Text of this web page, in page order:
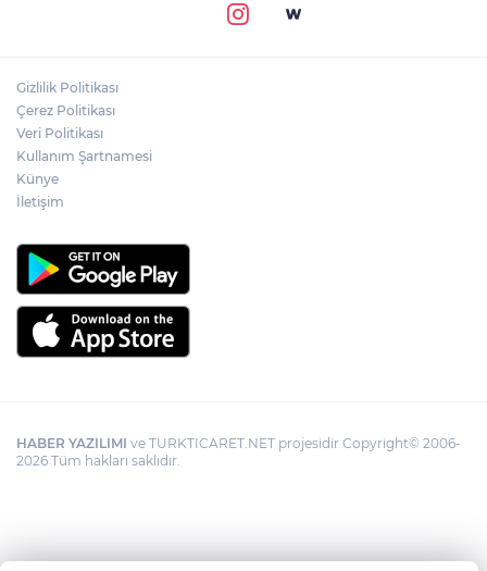
Gizlilik Politikası
Çerez Politikası
Veri Politikası
Kullanım Şartnamesi
Künye
İletişim
HABER YAZILIMI ve TURKTICARET.NET projesidir Copyright© 2006-
2026 Tüm hakları saklıdır.